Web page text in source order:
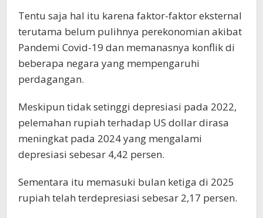
Tentu saja hal itu karena faktor-faktor eksternal
terutama belum pulihnya perekonomian akibat
Pandemi Covid-19 dan memanasnya konflik di
beberapa negara yang mempengaruhi
perdagangan.
Meskipun tidak setinggi depresiasi pada 2022,
pelemahan rupiah terhadap US dollar dirasa
meningkat pada 2024 yang mengalami
depresiasi sebesar 4,42 persen.
Sementara itu memasuki bulan ketiga di 2025
rupiah telah terdepresiasi sebesar 2,17 persen.